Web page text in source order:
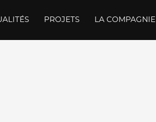
PROJETS LA COMPAGNIE